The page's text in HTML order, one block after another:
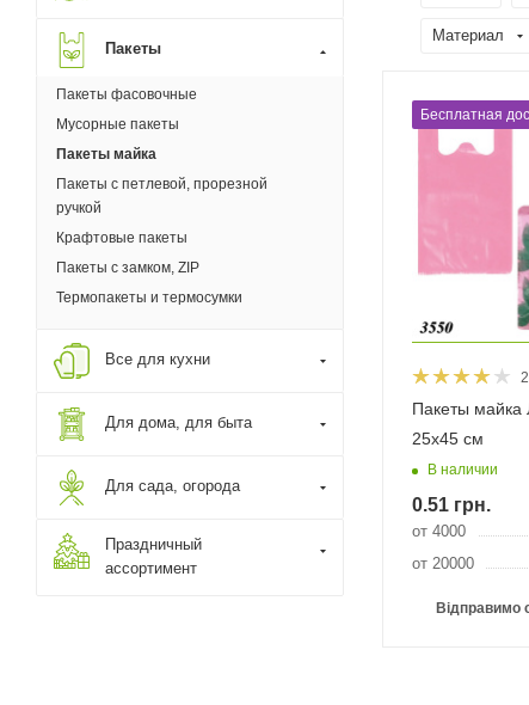
Материал
Бесплатная
Пакеты майка
25х45 см
В наличии
0.51 грн.
от 4000
от 20000
Відправимо
Пакеты
Пакеты фасовочные
Мусорные пакеты
Пакеты майка
Пакеты с петлевой, прорезной
ручкой
Крафтовые пакеты
Пакеты с замком, ZIP
Термопакеты и термосумки
Все для кухни
Для дома, для быта
Для сада, огорода
Праздничный
ассортимент